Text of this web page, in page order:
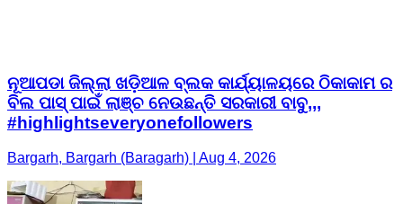
ନୂଆପଡା ଜିଲ୍ଲା ଖଡ଼ିଆଳ ବ୍ଲକ କାର୍ଯ୍ୟାଳୟରେ ଠିକାକାମ ର
ବିଲ ପାସ୍ ପାଇଁ ଲାଞ୍ଚ ନେଉଛନ୍ତି ସରକାରୀ ବାବୁ,,,
#highlightseveryonefollowers
Bargarh, Bargarh (Baragarh) | Aug 4, 2026